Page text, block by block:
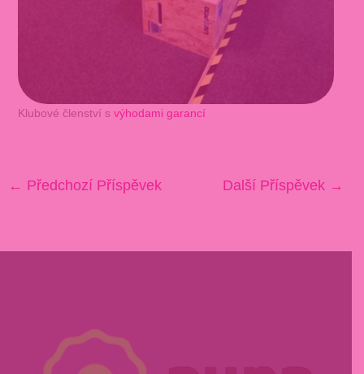
Klubové členství s výhodami garancí
← Předchozí Příspěvek Další Příspěvek →